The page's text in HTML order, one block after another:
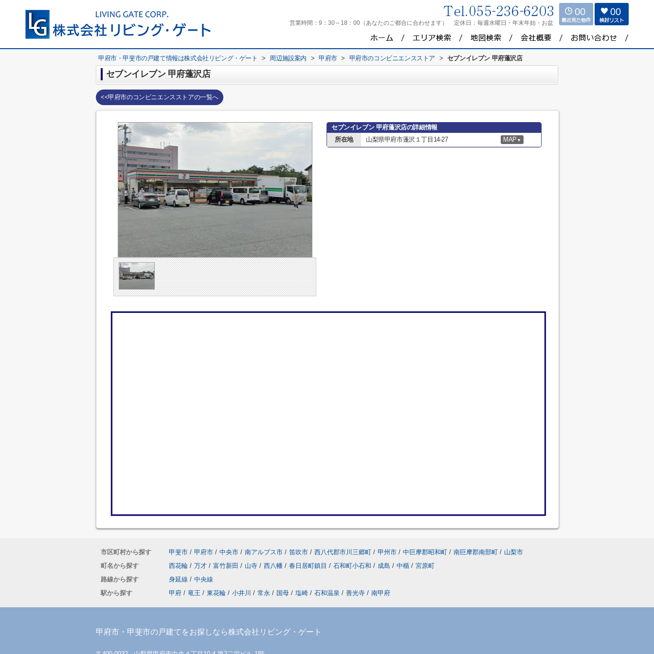
営業時間： 9：30～18：00（あなたのご都合に合わせます） 定休日： 毎週水曜日・年末年始・お盆
00 00
甲府市・甲斐市の戸建て情報は株式会社リビング・ゲート > 周辺施設案内 > 甲府市 > 甲府市のコンビニエンスストア > セブンイレブン 甲府蓬沢店
セブンイレブン 甲府蓬沢店
<<甲府市のコンビニエンスストアの一覧へ
セブンイレブン 甲府蓬沢店の詳細情報
所在地
山梨県甲府市蓬沢１丁目14-27 MAP ▼
市区町村から探す 甲斐市 / 甲府市 / 中央市 / 南アルプス市 / 笛吹市 / 西八代郡市川三郷町 / 甲州市 / 中巨摩郡昭和町 / 南巨摩郡南部町 / 山梨市
町名から探す
西花輪 / 万才 / 富竹新田 / 山寺 / 西八幡 / 春日居町鎮目 / 石和町小石和 / 成島 / 中楯 / 宮原町
路線から探す
身延線 / 中央線
駅から探す
甲府 / 竜王 / 東花輪 / 小井川 / 常永 / 国母 / 塩崎 / 石和温泉 / 善光寺 / 南甲府
甲府市・甲斐市の戸建てをお探しなら株式会社リビング・ゲート